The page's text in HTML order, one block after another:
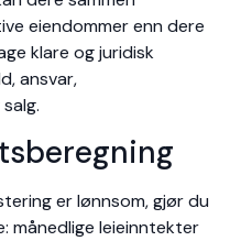
eiendommer enn dere
klare og juridisk
ansvar,
er lønnsom, gjør du
månedlige leieinntekter